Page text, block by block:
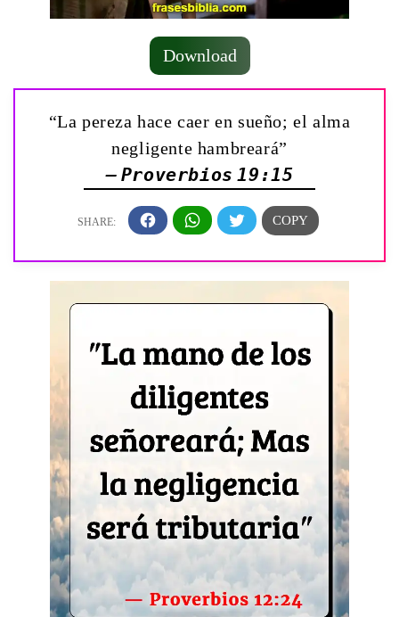
Download
“La pereza hace caer en sueño; el alma
negligente hambreará”
— Proverbios 19:15